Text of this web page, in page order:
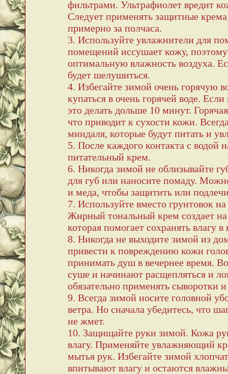
фильтрами. Ультрафиолет вредит
Следует применять защитные
примерно за полчаса.
3. Используйте увлажнители для
помещений иссушает кожу, поэтому
оптимальную влажность воздуха.
будет шелушиться.
4. Избегайте зимой очень горячую
купаться в очень горячей воде.
это делать дольше 10 минут.
что приводит к сухости кожи.
миндаля, которые будут питать и
5. После каждого контакта с
питательный крем.
6. Никогда зимой не облизывайте
для губ или наносите помаду.
и меда, чтобы защитить или
7. Используйте вместо грунтовок
Жирный тональный крем создает
которая помогает сохранять влагу в
8. Никогда не выходите зимой из
привести к повреждению кожи
принимать душ в вечернее время.
суше и начинают расщепляться и
обязательно применять сыворотки
9. Всегда зимой носите головной
ветра. Но сначала убедитесь, что
не жмет.
10. Защищайте руки зимой. Кожа
влагу. Применяйте увлажняющий
мытья рук. Избегайте зимой
впитывают влагу и остаются